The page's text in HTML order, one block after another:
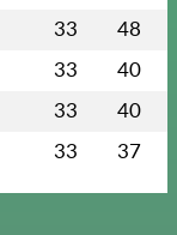
33 48
33 40
33 40
33 37